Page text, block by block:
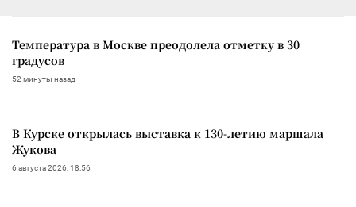
Температура в Москве преодолела отметку в 30
градусов
52 минуты назад
В Курске открылась выставка к 130-летию маршала
Жукова
6 августа 2026, 18:56